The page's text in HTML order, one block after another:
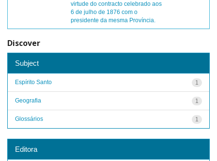
virtude do contracto celebrado aos
6 de julho de 1876 com o
presidente da mesma Província.
Discover
Subject
1
Espírito Santo
1
Geografia
1
Glossários
Editora